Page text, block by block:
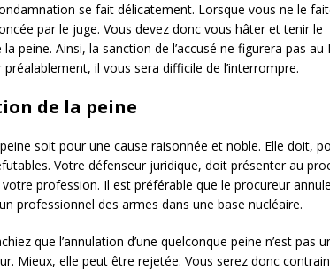
se fait délicatement. Lorsque vous ne le
par le juge. Vous devez donc vous hâter et tenir le
peine. Ainsi, la sanction de l’accusé ne figurera pas au
il vous sera difficile de l’interrompre.
de la peine
soit pour une cause raisonnée et noble. Elle doit,
Votre défenseur juridique, doit présenter au
profession. Il est préférable que le procureur
professionnel des armes dans une base nucléaire.
que l’annulation d’une quelconque peine n’est pas
Mieux, elle peut être rejetée. Vous serez donc